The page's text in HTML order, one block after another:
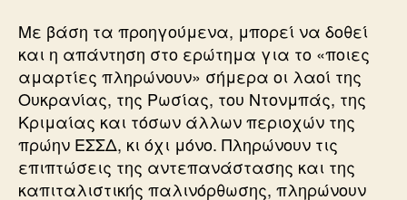
Με βάση τα προηγούμενα, μπορεί να δοθεί
και η απάντηση στο ερώτημα για το «ποιες
αμαρτίες πληρώνουν» σήμερα οι λαοί της
Ουκρανίας, της Ρωσίας, του Ντονμπάς, της
Κριμαίας και τόσων άλλων περιοχών της
πρώην ΕΣΣΔ, κι όχι μόνο. Πληρώνουν τις
επιπτώσεις της αντεπανάστασης και της
καπιταλιστικής παλινόρθωσης, πληρώνουν